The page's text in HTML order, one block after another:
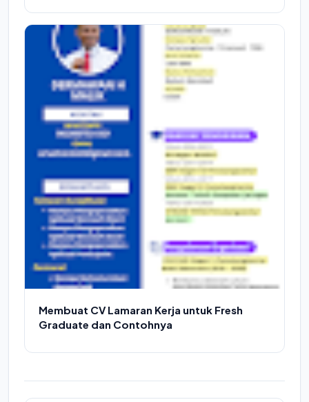
Membuat CV Lamaran Kerja untuk Fresh
Graduate dan Contohnya